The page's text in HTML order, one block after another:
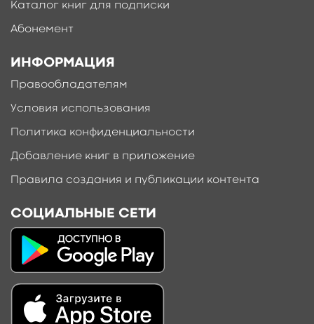
Каталог книг для подписки
Абонемент
ИНФОРМАЦИЯ
Правообладателям
Условия использования
Политика конфиденциальности
Добавление книг в приложение
Правила создания и публикации контента
СОЦИАЛЬНЫЕ СЕТИ